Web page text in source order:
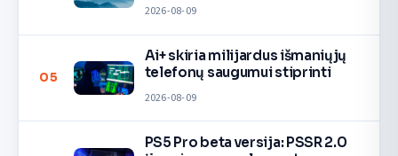
2026-08-09
05
Ai+ skiria milijardus išmaniųjų
telefonų saugumui stiprinti
2026-08-09
PS5 Pro beta versija: PSSR 2.0